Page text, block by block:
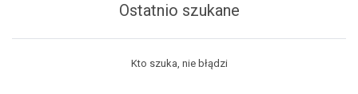
Ostatnio szukane
Kto szuka, nie błądzi